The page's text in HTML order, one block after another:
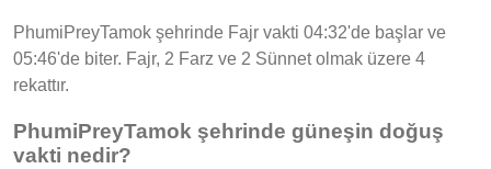
PhumiPreyTamok şehrinde Fajr vakti 04:32'de başlar ve
05:46'de biter. Fajr, 2 Farz ve 2 Sünnet olmak üzere 4
rekattır.
PhumiPreyTamok şehrinde güneşin doğuş
vakti nedir?